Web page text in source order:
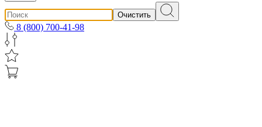
Очистить
8 (800) 700-41-98